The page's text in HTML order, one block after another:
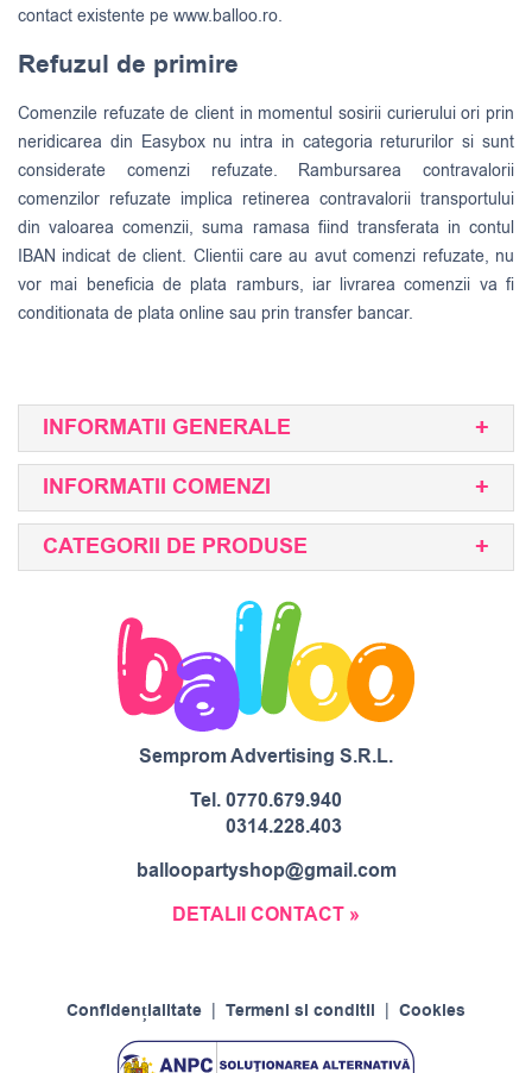
contact existente pe www.balloo.ro.
Refuzul de primire
Comenzile refuzate de client in momentul sosirii curierului ori prin
neridicarea din Easybox nu intra in categoria retururilor si sunt
considerate comenzi refuzate. Rambursarea contravalorii
comenzilor refuzate implica retinerea contravalorii transportului
din valoarea comenzii, suma ramasa fiind transferata in contul
IBAN indicat de client. Clientii care au avut comenzi refuzate, nu
vor mai beneficia de plata ramburs, iar livrarea comenzii va fi
conditionata de plata online sau prin transfer bancar.
INFORMATII GENERALE
INFORMATII COMENZI
CATEGORII DE PRODUSE
Semprom Advertising S.R.L.
Tel.0770.679.940
0314.228.403
balloopartyshop@gmail.com
DETALII CONTACT »
Confidențialitate Termeni si conditii Cookies